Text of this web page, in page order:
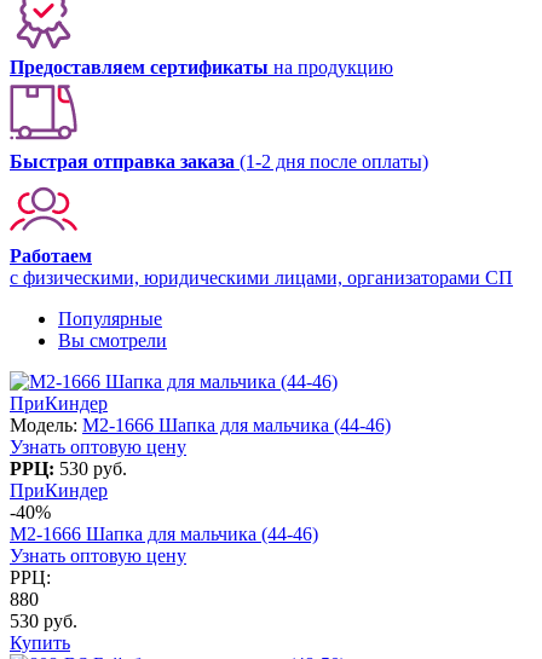
Предоставляем сертификаты на продукцию
Быстрая отправка заказа (1-2 дня после оплаты)
Работаем
с физическими, юридическими лицами, организаторами СП
Популярные
Вы смотрели
ПриКиндер
Модель: M2-1666 Шапка для мальчика (44-46)
Узнать оптовую цену
РРЦ: 530 руб.
ПриКиндер
-40%
M2-1666 Шапка для мальчика (44-46)
Узнать оптовую цену
РРЦ:
880
530 руб.
Купить